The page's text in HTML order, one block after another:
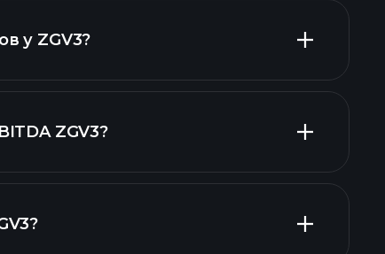
акций
у ZGV3?
ZGV3?